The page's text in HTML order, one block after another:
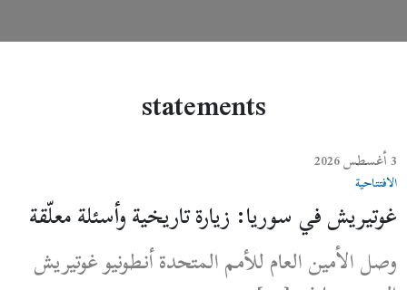
statements
الافتتاحية
غوتيريش في سوريا: زيارة تاريخية وأسئلة معلّقة
وصل الأمين العام للأمم المتحدة أنطونيو غوتيريش